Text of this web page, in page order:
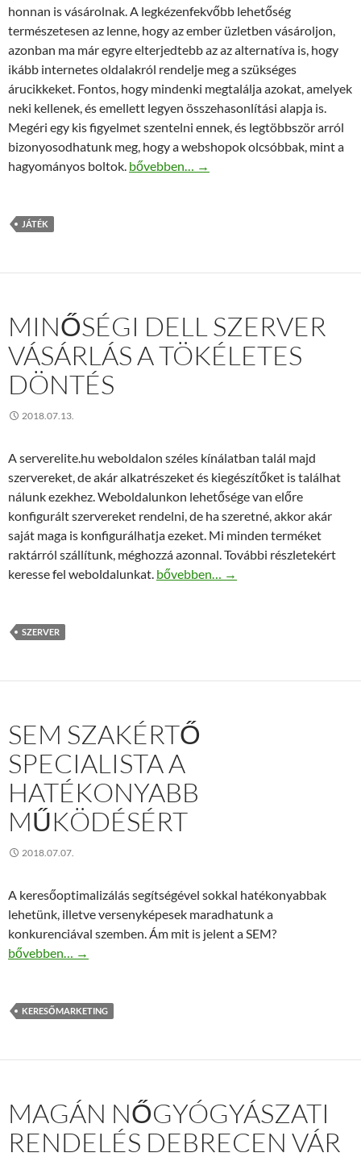
honnan is vásárolnak. A legkézenfekvőbb lehetőség
természetesen az lenne, hogy az ember üzletben vásároljon,
azonban ma már egyre elterjedtebb az az alternatíva is, hogy
ikább internetes oldalakról rendelje meg a szükséges
árucikkeket. Fontos, hogy mindenki megtalálja azokat, amelyek
neki kellenek, és emellett legyen összehasonlítási alapja is.
Megéri egy kis figyelmet szentelni ennek, és legtöbbször arról
bizonyosodhatunk meg, hogy a webshopok olcsóbbak, mint a
hagyományos boltok. Honnan rendeljen monchhichit?
bővebben… →
JÁTÉK
MINŐSÉGI DELL SZERVER
VÁSÁRLÁS A TÖKÉLETES
DÖNTÉS
2018.07.13.
A serverelite.hu weboldalon széles kínálatban talál majd
szervereket, de akár alkatrészeket és kiegészítőket is találhat
nálunk ezekhez. Weboldalunkon lehetősége van előre
konfigurált szervereket rendelni, de ha szeretné, akkor akár
saját maga is konfigurálhatja ezeket. Mi minden terméket
raktárról szállítunk, méghozzá azonnal. További részletekért
keresse fel weboldalunkat. Minőségi dell szerver vásárlás a
bővebben… →
SZERVER
SEM SZAKÉRTŐ
SPECIALISTA A
HATÉKONYABB
MŰKÖDÉSÉRT
2018.07.07.
A keresőoptimalizálás segítségével sokkal hatékonyabbak
lehetünk, illetve versenyképesek maradhatunk a
konkurenciával szemben. Ám mit is jelent a SEM?
SEM szakértő specialista a hatékonyabb működésért
bővebben… →
KERESŐMARKETING
MAGÁN NŐGYÓGYÁSZATI
RENDELÉS DEBRECEN VÁR